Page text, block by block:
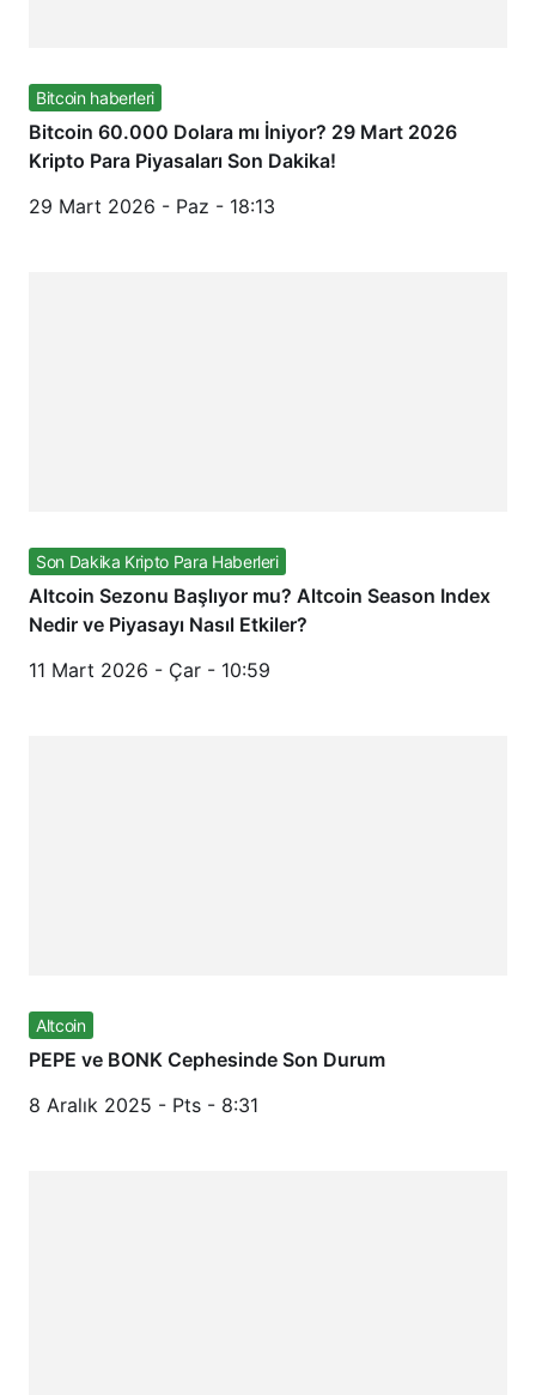
Bitcoin haberleri
Bitcoin 60.000 Dolara mı İniyor? 29 Mart 2026
Kripto Para Piyasaları Son Dakika!
29 Mart 2026 - Paz - 18:13
Son Dakika Kripto Para Haberleri
Altcoin Sezonu Başlıyor mu? Altcoin Season Index
Nedir ve Piyasayı Nasıl Etkiler?
11 Mart 2026 - Çar - 10:59
Altcoin
PEPE ve BONK Cephesinde Son Durum
8 Aralık 2025 - Pts - 8:31